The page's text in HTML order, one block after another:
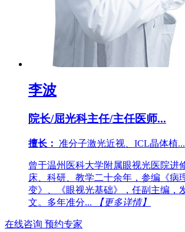
李波
院长/屈光科主任/主任医师...
擅长： 准分子激光近视、ICL晶体植...
曾于温州医科大学附属眼视光医院进
床、科研、教学二十余年，参编《病
变》、《眼视光基础》，任副主编，
文。多年准分...
【更多详情】
在线咨询 预约专家